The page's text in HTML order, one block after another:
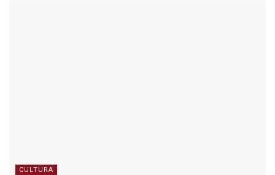
CULTURA